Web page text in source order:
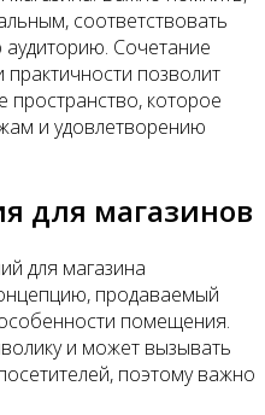
соответствовать
аудиторию. Сочетание
практичности позволит
пространство, которое
и удовлетворению
для магазинов
для магазина
продаваемый
помещения.
и может вызывать
поэтому важно